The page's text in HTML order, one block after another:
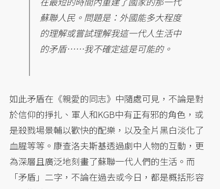
蘇聯人民。問題是：外國能多大程度
的理解或嘗試理解我這一代人生活中
的矛盾……我不確定這是可能的。
如此矛盾在《親愛的同志》中隨處可見，不論是對
於信仰的掙扎、軍人和KGB中有正有邪的角色，或
是殺戮場景輔以歡快的配樂，以及全片黑白淡化了
血腥等等。康查洛夫斯基透過劇中人物的互動，更
為深層且廣泛地刻畫了蘇聯一代人們的生活。而
「矛盾」二字，不論在過去或今日，都是概括形容